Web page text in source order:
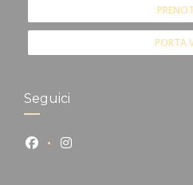
PORTA
Seguici
Facebook ((apre una
Instagram ((apre una